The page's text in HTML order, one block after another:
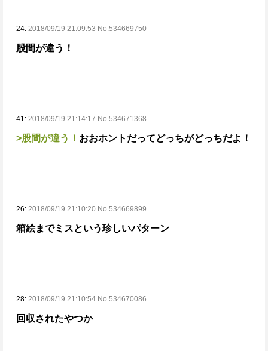
24: 2018/09/19 21:09:53 No.534669750
股間が違う！
41: 2018/09/19 21:14:17 No.534671368
>股間が違う！ おおホントだってどっちがどっちだよ！
26: 2018/09/19 21:10:20 No.534669899
箱絵までミスという珍しいパターン
28: 2018/09/19 21:10:54 No.534670086
回収されたやつか